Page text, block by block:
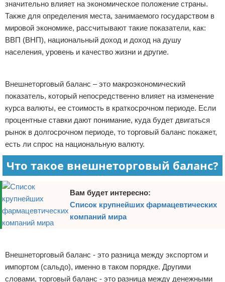
Начало бизнеса
Обзоры услуг
Самосовершенствование
Деловое общение
Менеджмент
Отказ от ответственности
значительно влияет на экономическое положение страны.
Также для определения места, занимаемого государством в
мировой экономике, рассчитывают такие показатели, как:
ВВП (ВНП), национальный доход и доход на душу
населения, уровень и качество жизни и другие.
Внешнеторговый баланс – это макроэкономический
показатель, который непосредственно влияет на изменение
курса валюты, ее стоимость в краткосрочном периоде. Если
процентные ставки дают понимание, куда будет двигаться
рынок в долгосрочном периоде, то торговый баланс покажет,
есть ли спрос на национальную валюту.
Что такое внешнеторговый баланс?
Вам будет интересно:
Список крупнейших фармацевтических
компаний мира
Внешнеторговый баланс - это разница между экспортом и
импортом (сальдо), именно в таком порядке. Другими
словами, торговый баланс - это разница между денежными